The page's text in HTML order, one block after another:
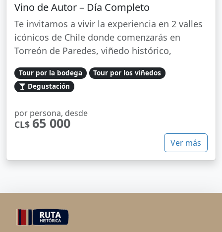
Vino de Autor – Día Completo
Te invitamos a vivir la experiencia en 2 valles
icónicos de Chile donde comenzarás en
Torreón de Paredes, viñedo histórico,
Tour por la bodega
Tour por los viñedos
Degustación
por persona, desde
CL$ 65 000
Ver más